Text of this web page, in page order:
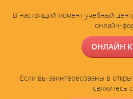
В настоящий момент учебный
онлайн-
ОНЛАЙН
Если вы заинтересованы в
свяжитесь